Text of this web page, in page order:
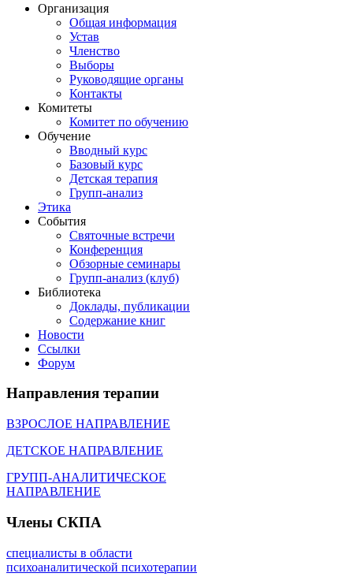
Организация
Общая информация
Устав
Членство
Выборы
Руководящие органы
Контакты
Комитеты
Комитет по обучению
Обучение
Вводный курс
Базовый курс
Детская терапия
Групп-анализ
Этика
События
Святочные встречи
Конференция
Обзорные семинары
Групп-анализ (клуб)
Библиотека
Доклады, публикации
Содержание книг
Новости
Cсылки
Форум
Направления терапии
ВЗРОСЛОЕ НАПРАВЛЕНИЕ
ДЕТСКОЕ НАПРАВЛЕНИЕ
ГРУПП-АНАЛИТИЧЕСКОЕ
НАПРАВЛЕНИЕ
Члены СКПА
специалисты в области
психоаналитической психотерапии